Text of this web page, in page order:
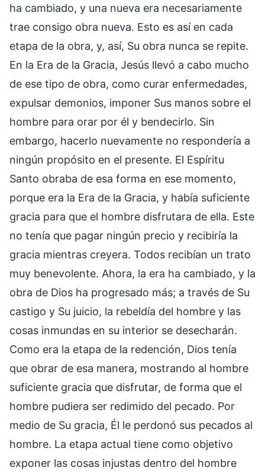
ha cambiado, y una nueva era necesariamente
trae consigo obra nueva. Esto es así en cada
etapa de la obra, y, así, Su obra nunca se repite.
En la Era de la Gracia, Jesús llevó a cabo mucho
de ese tipo de obra, como curar enfermedades,
expulsar demonios, imponer Sus manos sobre el
hombre para orar por él y bendecirlo. Sin
embargo, hacerlo nuevamente no respondería a
ningún propósito en el presente. El Espíritu
Santo obraba de esa forma en ese momento,
porque era la Era de la Gracia, y había suficiente
gracia para que el hombre disfrutara de ella. Este
no tenía que pagar ningún precio y recibiría la
gracia mientras creyera. Todos recibían un trato
muy benevolente. Ahora, la era ha cambiado, y la
obra de Dios ha progresado más; a través de Su
castigo y Su juicio, la rebeldía del hombre y las
cosas inmundas en su interior se desecharán.
Como era la etapa de la redención, Dios tenía
que obrar de esa manera, mostrando al hombre
suficiente gracia que disfrutar, de forma que el
hombre pudiera ser redimido del pecado. Por
medio de Su gracia, Él le perdonó sus pecados al
hombre. La etapa actual tiene como objetivo
exponer las cosas injustas dentro del hombre